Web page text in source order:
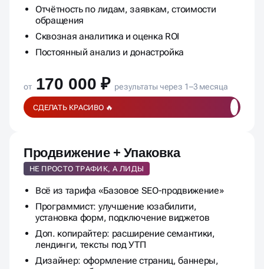
узнаваемости
Отчётность по лидам, заявкам, стоимости
обращения
Сквозная аналитика и оценка ROI
от 170 000 ₽
Продвижение + Упаковка
НЕ ПРОСТО ТРАФИК, А ЛИДЫ
Всё из тарифа «Базовое SEO-продвижение»
Программист: улучшение юзабилити,
установка форм, подключение виджетов
Доп. копирайтер: расширение семантики,
лендинги, тексты под УТП